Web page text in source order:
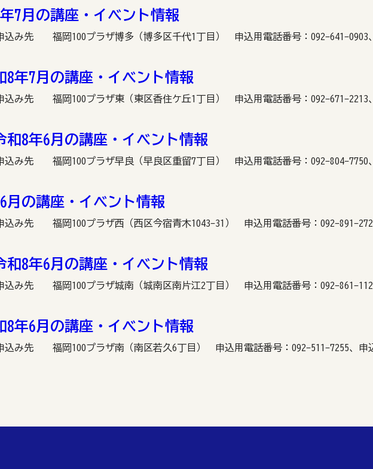
7月の講座・イベント情報
み先 福岡100プラザ博多（博多区千代1丁目） 申込用電話番号：092-641-0903、
8年7月の講座・イベント情報
み先 福岡100プラザ東（東区香住ケ丘1丁目） 申込用電話番号：092-671-2213、
和8年6月の講座・イベント情報
み先 福岡100プラザ早良（早良区重留7丁目） 申込用電話番号：092-804-7750、
月の講座・イベント情報
み先 福岡100プラザ西（西区今宿青木1043-31） 申込用電話番号：092-891-2727
和8年6月の講座・イベント情報
み先 福岡100プラザ城南（城南区南片江2丁目） 申込用電話番号：092-861-1123
8年6月の講座・イベント情報
み先 福岡100プラザ南（南区若久6丁目） 申込用電話番号：092-511-7255、申込